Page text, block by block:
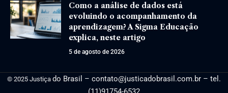
Como a análise de dados está
evoluindo o acompanhamento da
aprendizagem? A Sigma Educação
explica, neste artigo
5 de agosto de 2026
© 2025 Justiça do Brasil – contato@justicadobrasil.com.br – tel.